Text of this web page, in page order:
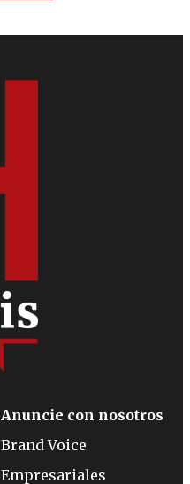
Anuncie con nosotros
Brand Voice
Empresariales